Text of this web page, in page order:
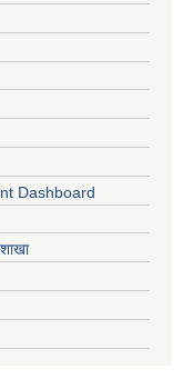
Dashboard